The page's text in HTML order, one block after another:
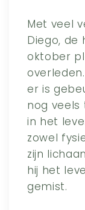
Met veel
Diego, de
oktober
er is
nog veels
in het
zowel
zijn
hij het
gemist.